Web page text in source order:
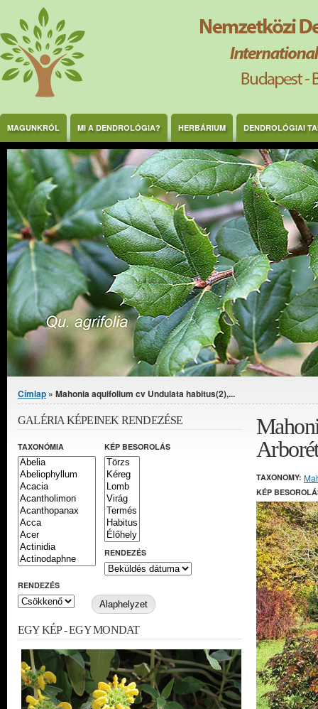
Ugrás a tartalomra
MAGUNKRÓL MI A DENDROLÓGIA? HERBÁRIUM DENDROLÓGIAI
Jelenlegi hely
Címlap » Mahonia aquifolium cv Undulata habitus(2),...
TAXONOMY:
KÉP
GALÉRIA KÉPEINEK RENDEZÉSE
TAXONÓMIA KÉP BESOROLÁS
RENDEZÉS
RENDEZÉS
EGY KÉP - EGY MONDAT